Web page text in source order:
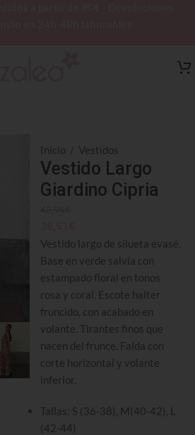
en 24h-48h laborables
Inicio / Vestidos
Vestido Largo
Giardino Cipria
Vestido largo de silueta evasé.
Base en verde salvia con
estampado floral en tonos
rosa y coral. Escote halter
fruncido, con acabado en
volante. Tirantes finos que
nacen del frunce. Falda con
corte horizontal y volante
inferior.
Tallas: S (36-38), M(40-42), L
(42-44)